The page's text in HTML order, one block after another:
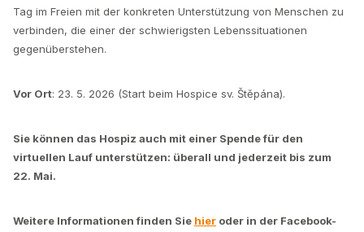
Tag im Freien mit der konkreten Unterstützung von Menschen zu
verbinden, die einer der schwierigsten Lebenssituationen
gegenüberstehen.
Vor Ort: 23. 5. 2026 (Start beim Hospice sv. Štěpána).
Sie können das Hospiz auch mit einer Spende für den
virtuellen Lauf unterstützen: überall und jederzeit bis zum
22. Mai.
Weitere Informationen finden Sie hier oder in der Facebook-